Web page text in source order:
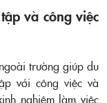
và công việc
trường giúp du
với công việc và
nghiệm làm việc